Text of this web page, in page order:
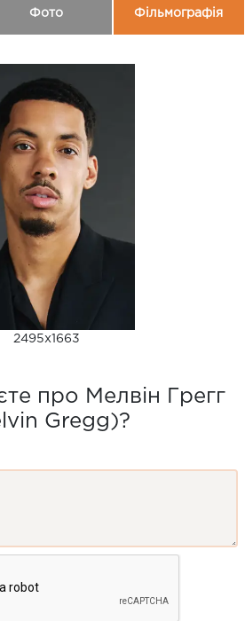
Фото Фільмографія
2495x1663
про Мелвін Грегг
Gregg)?